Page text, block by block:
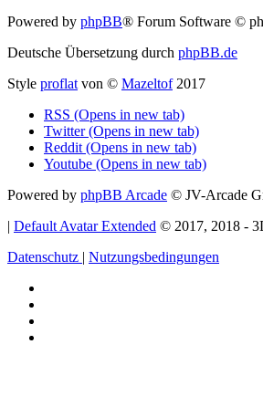
Powered by phpBB® Forum Software ©
Deutsche Übersetzung durch phpBB.de
Style proflat von © Mazeltof2017
RSS (Opens in new tab)
Twitter (Opens in new tab)
Reddit (Opens in new tab)
Youtube (Opens in new tab)
Powered by phpBB Arcade © JV-Arcade
| Default Avatar Extended © 2017, 2018 -
Datenschutz | Nutzungsbedingungen